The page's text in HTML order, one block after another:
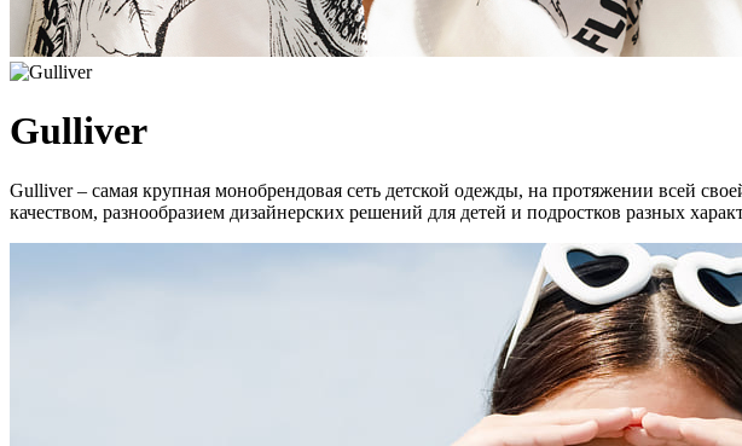
Gulliver
Gulliver – самая крупная монобрендовая сеть детской одежды, на протяжении всей
качеством, разнообразием дизайнерских решений для детей и подростков разных